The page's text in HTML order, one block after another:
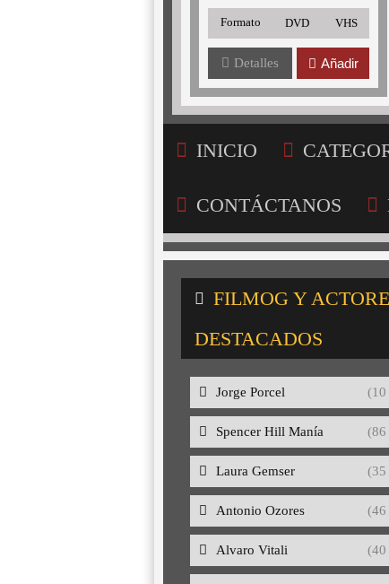
Formato DVD VHS
Detalles Añadir
INICIO
CONTÁCTANOS
FILMOG Y
DESTACADOS
Jorge Porcel (10
Spencer Hill Manía (86
Laura Gemser (35
Antonio Ozores (46
Alvaro Vitali (40